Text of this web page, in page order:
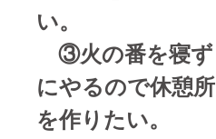
い。
③火の番を寝ず
にやるので休憩所
を作りたい。